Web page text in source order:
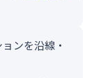
ンを沿線・